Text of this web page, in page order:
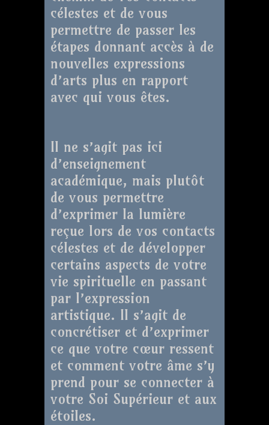
célestes et de vous
permettre de passer les
étapes donnant accès à de
nouvelles expressions
d’arts plus en rapport
avec qui vous êtes.
Il ne s’agit pas ici
d’enseignement
académique, mais plutôt
de vous permettre
d’exprimer la lumière
reçue lors de vos contacts
célestes et de développer
certains aspects de votre
vie spirituelle en passant
par l’expression
artistique. Il s’agit de
concrétiser et d’exprimer
ce que votre cœur ressent
et comment votre âme s’y
prend pour se connecter à
votre Soi Supérieur et aux
étoiles.